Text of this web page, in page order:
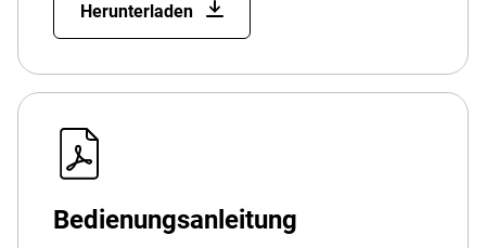
Herunterladen
Bedienungsanleitung